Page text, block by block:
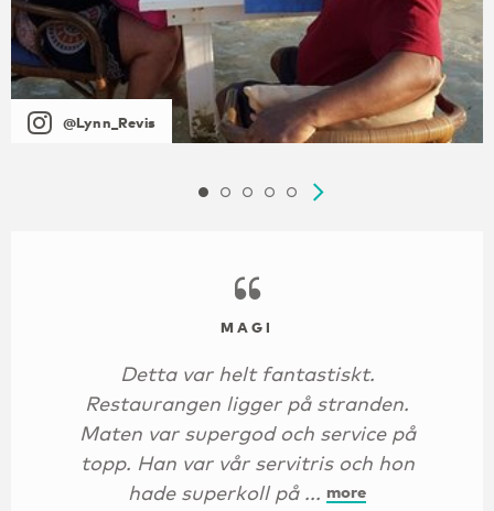
@Lynn_Revis
MAGI
Detta var helt fantastiskt.
Restaurangen ligger på stranden.
Maten var supergod och service på
topp. Han var vår servitris och hon
hade superkoll på ... more